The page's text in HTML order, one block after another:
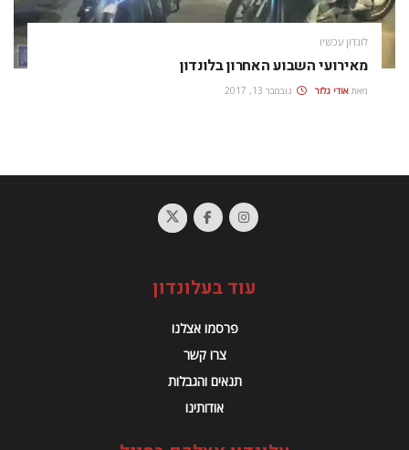
לונדון עכשיו
מאירועי השבוע האחרון בלונדון
מאת אודי גלזר נובמבר 13, 2017
עוד בעלונדון
פרסמו אצלנו
צרו קשר
תנאים והגבלות
אודותינו